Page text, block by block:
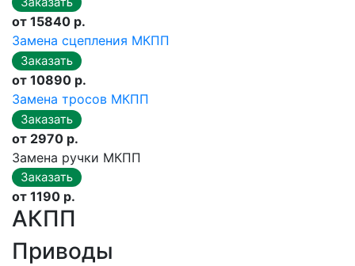
от 15840 р.
Замена сцепления МКПП
от 10890 р.
Замена тросов МКПП
от 2970 р.
Замена ручки МКПП
от 1190 р.
АКПП
Приводы